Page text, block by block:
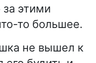
за этими
то большее.
не вышел к